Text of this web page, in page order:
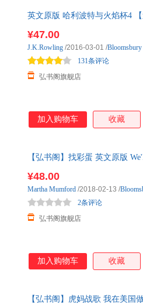
英文原版 哈利波特与火焰杯4
¥47.00
弘书阁旗舰店
131条评论
J.K.Rowling /2016-03-01 /
加入购物车 收藏
【弘书阁】找彩蛋 英文原版
¥48.00
弘书阁旗舰店
2条评论
Martha Mumford /2018-02-13 /
加入购物车 收藏
【弘书阁】虎妈战歌 我在美国